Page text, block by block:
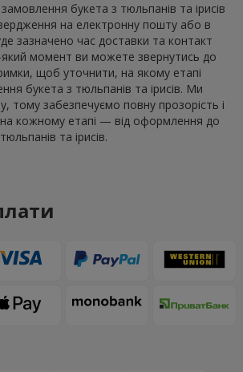
букета з тюльпанів та ірисів
на електронну пошту або в
зазначено час доставки та контакт
який момент ви можете звернутись до
щоб уточнити, на якому етапі
букета з тюльпанів та ірисів. Ми
тому забезпечуємо повну прозорість і
на кожному етапі — від оформлення до
та ірисів.